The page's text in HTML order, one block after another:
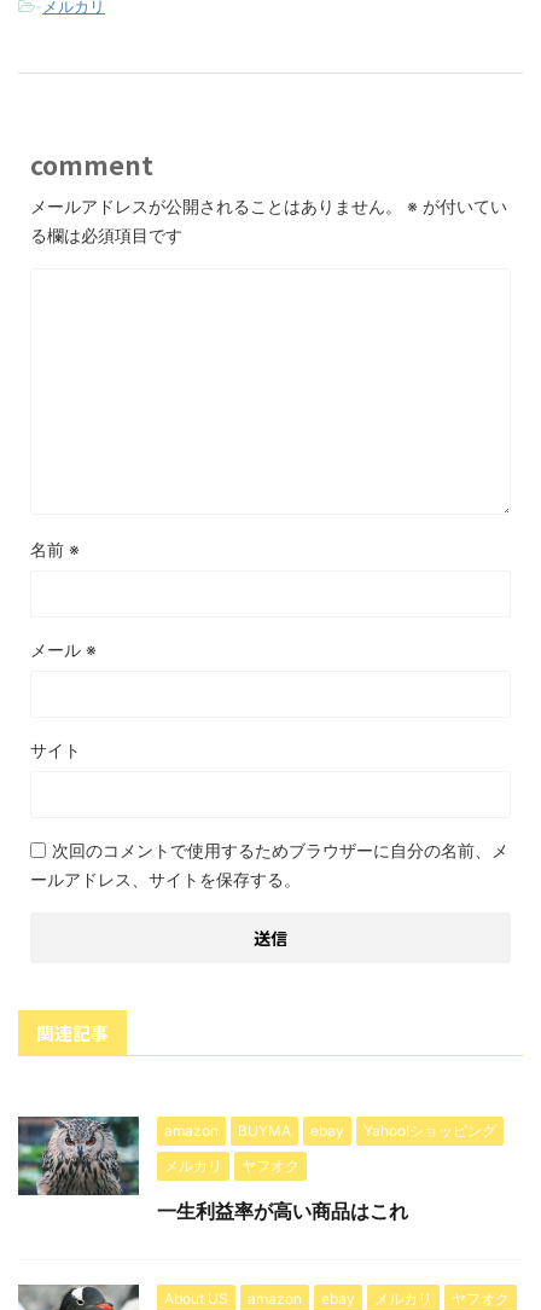
- メルカリ
comment
メールアドレスが公開されることはありません。 ※ が付いてい
る欄は必須項目です
名前 ※
メール ※
サイト
次回のコメントで使用するためブラウザーに自分の名前、メ
ールアドレス、サイトを保存する。
関連記事
amazon BUYMA ebay
Yahoo!ショッピング
メルカリ
ヤフオク
一生利益率が高い商品はこれ
About US amazon ebay メルカリ ヤフオク